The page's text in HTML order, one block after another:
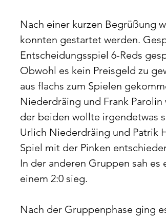
Nach einer kurzen Begrüßung
konnten gestartet werden.
Entscheidungsspiel 6-Reds
Obwohl es kein Preisgeld zu
aus flachs zum Spielen
Niederdräing und Frank
der beiden wollte irgendetwas
Urlich Niederdräing und Patrik
Spiel mit der Pinken
In der anderen Gruppen sah
einem 2:0 sieg.
Nach der Gruppenphase ging